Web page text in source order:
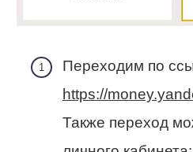
Переходим по
https://
Также переход